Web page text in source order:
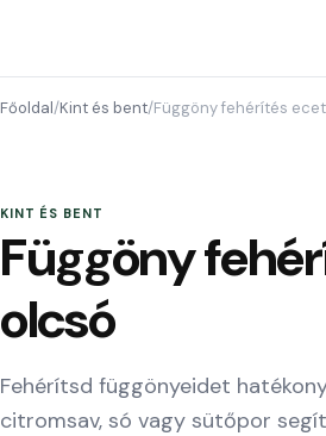
Főoldal/Kint és bent/Függöny fehérítés
KINT ÉS BENT
Függöny
olcsó
Fehérítsd függönyeidet
citromsav, só vagy sütőpor